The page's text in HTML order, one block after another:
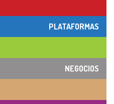
PLATAFORMAS
NEGOCIOS